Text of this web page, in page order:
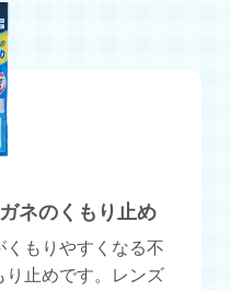
ネのくもり止め
もりやすくなる不
止めです。レンズ